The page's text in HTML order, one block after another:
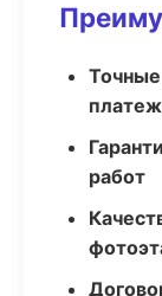
Точные
работ